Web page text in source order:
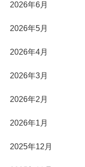
2026年6月
2026年5月
2026年4月
2026年3月
2026年2月
2026年1月
2025年12月